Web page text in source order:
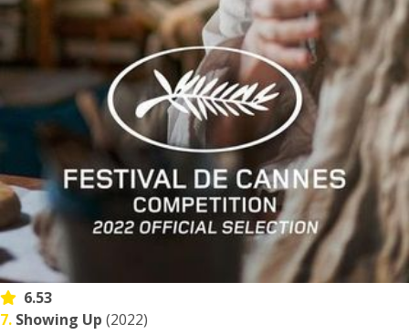
6.53
7. Showing Up (2022)